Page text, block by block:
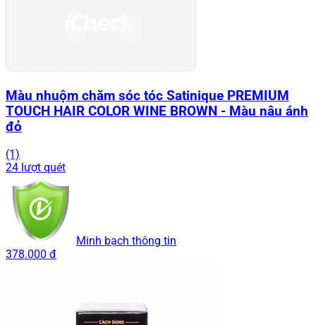
Màu nhuộm chăm sóc tóc Satinique PREMIUM
TOUCH HAIR COLOR WINE BROWN - Màu nâu ánh
đỏ
(1)
24 lượt quét
Minh bạch thông tin
378.000 đ